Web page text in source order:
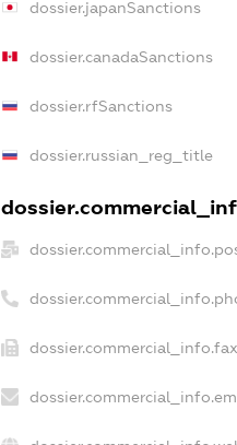
dossier.japanSanctions
dossier.canadaSanctions
dossier.rfSanctions
dossier.russian_reg_title
dossier.commercial_info.fax